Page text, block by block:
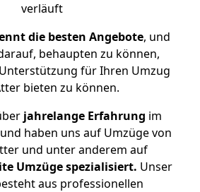
verläuft
die besten Angebote, und
behaupten zu können,
für Ihren Umzug
bieten zu können.
jahrelange Erfahrung im
haben uns auf Umzüge von
und unter anderem auf
Umzüge spezialisiert. Unser
aus professionellen